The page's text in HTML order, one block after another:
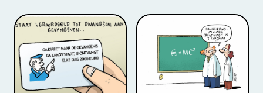
Stockillustratie
Strip